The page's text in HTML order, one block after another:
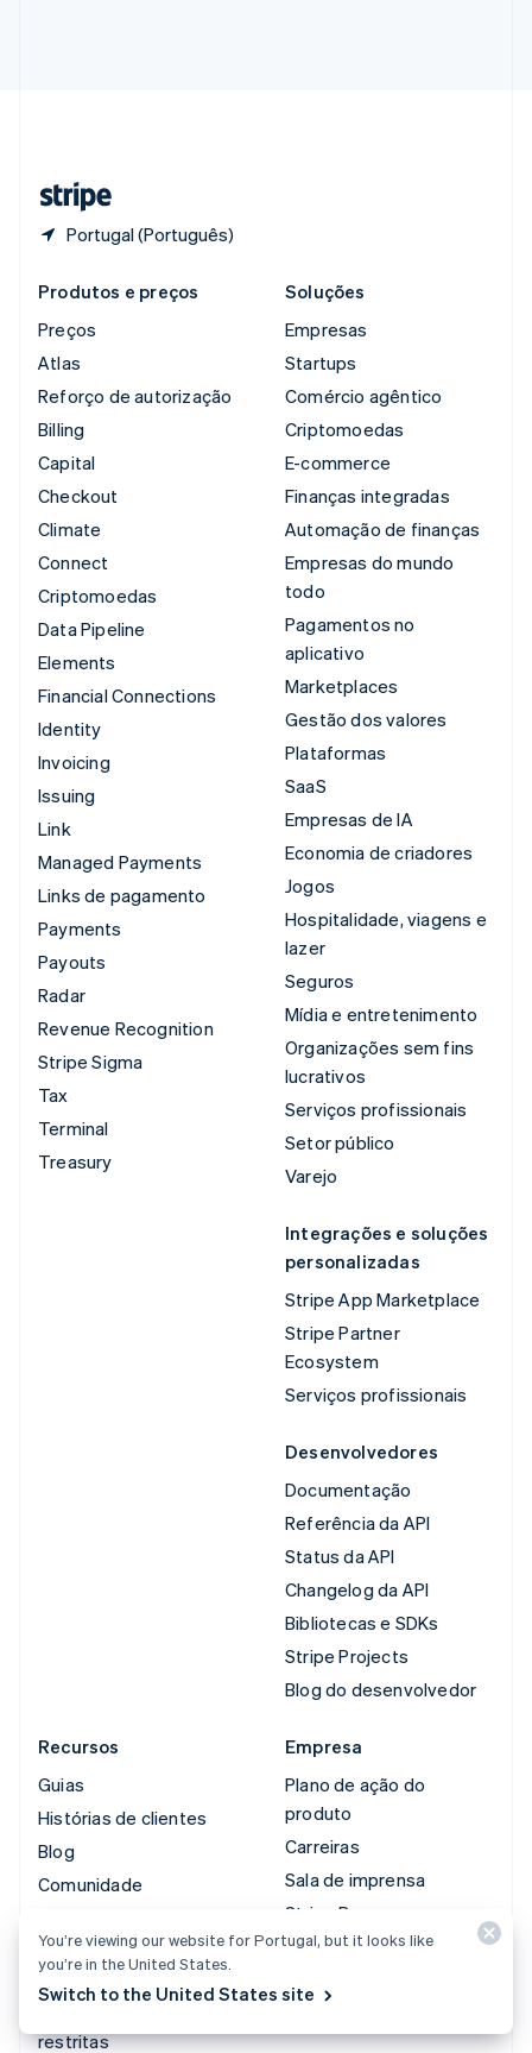
Portugal (Português)
Produtos e preços
Preços
Atlas
Reforço de autorização
Billing
Capital
Checkout
Climate
Connect
Criptomoedas
Data Pipeline
Elements
Financial Connections
Identity
Invoicing
Issuing
Link
Managed Payments
Links de pagamento
Payments
Payouts
Radar
Revenue Recognition
Stripe Sigma
Tax
Terminal
Treasury
Soluções
Empresas
Startups
Comércio agêntico
Criptomoedas
E-commerce
Finanças integradas
Automação de finanças
Empresas do mundo
todo
Pagamentos no
aplicativo
Marketplaces
Gestão dos valores
Plataformas
SaaS
Empresas de IA
Economia de criadores
Jogos
Hospitalidade, viagens e
lazer
Seguros
Mídia e entretenimento
Organizações sem fins
lucrativos
Serviços profissionais
Setor público
Varejo
Integrações e soluções
personalizadas
Stripe App Marketplace
Stripe Partner
Ecosystem
Serviços profissionais
Desenvolvedores
Documentação
Referência da API
Status da API
Changelog da API
Bibliotecas e SDKs
Stripe Projects
Blog do desenvolvedor
Recursos
Guias
Histórias de clientes
Blog
Comunidade
sessões
Privacidade e termos
restritas
Empresa
Plano de ação do
produto
Carreiras
Sala de imprensa
Stripe Press
Fale com a equipe de
You’re viewing our website for Portugal, but it looks like
you’re in the United States.
Switch to the United States site